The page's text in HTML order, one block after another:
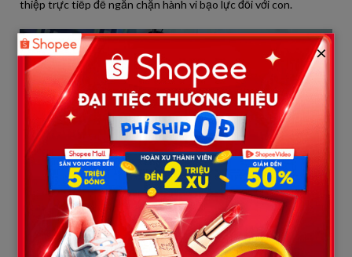
thiệp trực tiếp để ngăn chặn hành vi bạo lực đối với con.
Đoạn video do chính người mẹ ghi lại cũng làm dấy lên tranh cãi
×